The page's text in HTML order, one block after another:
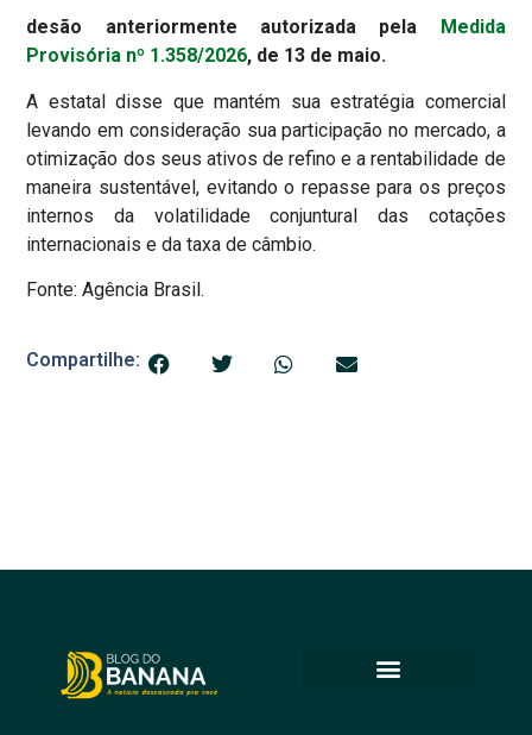
desão anteriormente autorizada pela Medida
Provisória nº 1.358/2026, de 13 de maio.
A estatal disse que mantém sua estratégia comercial
levando em consideração sua participação no mercado, a
otimização dos seus ativos de refino e a rentabilidade de
maneira sustentável, evitando o repasse para os preços
internos da volatilidade conjuntural das cotações
internacionais e da taxa de câmbio.
Fonte: Agência Brasil.
Compartilhe: